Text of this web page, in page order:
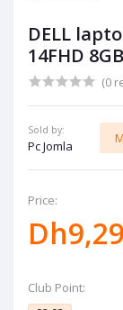
DELL
14FHD
(0
Sold by:
Pc Jomla
Price:
Club Point: